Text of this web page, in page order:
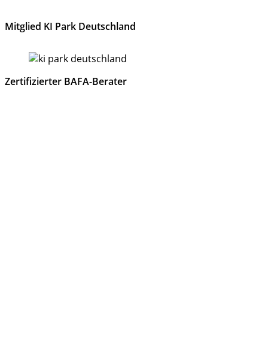
Mitglied KI Park Deutschland
Zertifizierter BAFA-Berater